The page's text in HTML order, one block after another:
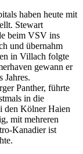
haben heute mit
Stewart
beim VSV ins
und übernahm
in Villach folgte
gewann er
Jahres.
Panther, führte
in die
den Kölner Haien
mit mehreren
Kanadier ist